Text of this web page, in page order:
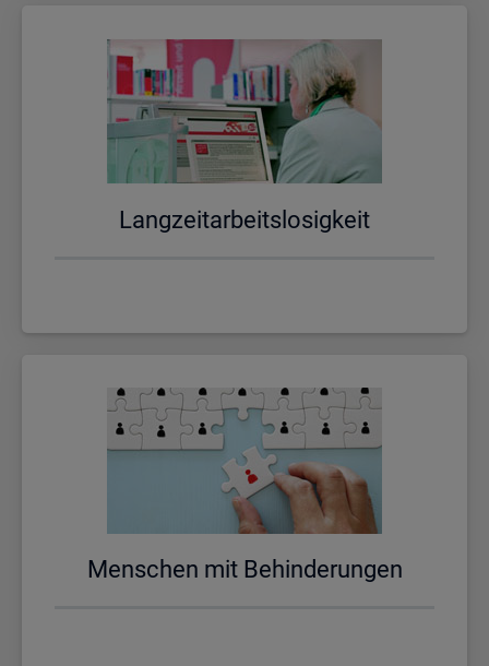
Lang­zeit­ar­beits­lo­sig­keit
Men­schen mit Be­hin­de­run­gen